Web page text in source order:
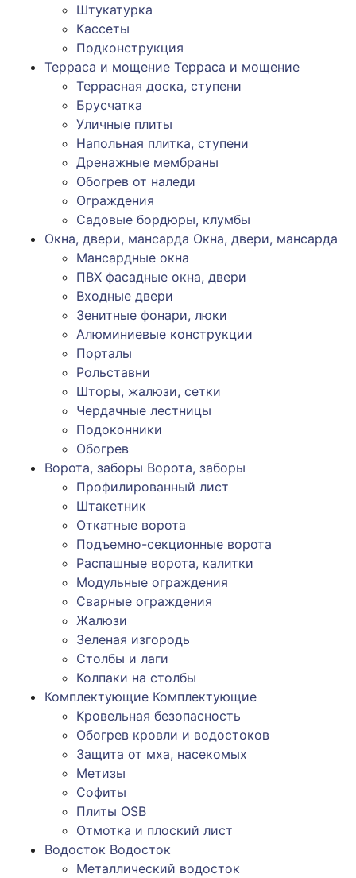
Штукатурка
Кассеты
Подконструкция
Терраса и мощение Терраса и мощение
Террасная доска, ступени
Брусчатка
Уличные плиты
Напольная плитка, ступени
Дренажные мембраны
Обогрев от наледи
Ограждения
Садовые бордюры, клумбы
Окна, двери, мансарда Окна, двери, мансарда
Мансардные окна
ПВХ фасадные окна, двери
Входные двери
Зенитные фонари, люки
Алюминиевые конструкции
Порталы
Рольставни
Шторы, жалюзи, сетки
Чердачные лестницы
Подоконники
Обогрев
Ворота, заборы Ворота, заборы
Профилированный лист
Штакетник
Откатные ворота
Подъемно-секционные ворота
Распашные ворота, калитки
Модульные ограждения
Сварные ограждения
Жалюзи
Зеленая изгородь
Столбы и лаги
Колпаки на столбы
Комплектующие Комплектующие
Кровельная безопасность
Обогрев кровли и водостоков
Защита от мха, насекомых
Метизы
Софиты
Плиты OSB
Отмотка и плоский лист
Водосток Водосток
Металлический водосток